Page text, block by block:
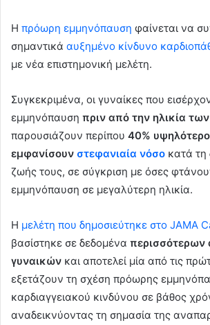
Η πρόωρη εμμηνόπαυση φαίνεται να
σημαντικά αυξημένο κίνδυνο
με νέα επιστημονική μελέτη.
Συγκεκριμένα, οι γυναίκες που
εμμηνόπαυση πριν από την ηλικία
παρουσιάζουν περίπου 40%
εμφανίσουν στεφανιαία νόσο κατά τη
ζωής τους, σε σύγκριση με όσες
εμμηνόπαυση σε μεγαλύτερη ηλικία.
Η μελέτη που δημοσιεύτηκε στο JAMA
βασίστηκε σε δεδομένα περισσότερων
γυναικών και αποτελεί μία από τις
εξετάζουν τη σχέση πρόωρης
καρδιαγγειακού κινδύνου σε βάθος
αναδεικνύοντας τη σημασία της